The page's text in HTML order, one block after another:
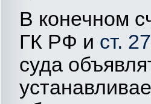
В конечном
ГК РФ и ст.
суда